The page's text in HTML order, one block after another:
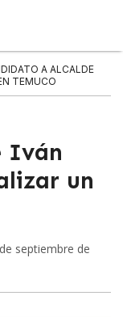
A ALCALDE
TEMUCO
Iván
un
septiembre de